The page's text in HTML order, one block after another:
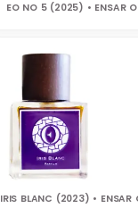
EO NO 5 (2025) • ENSAR
IRIS BLANC (2023) • ENSAR